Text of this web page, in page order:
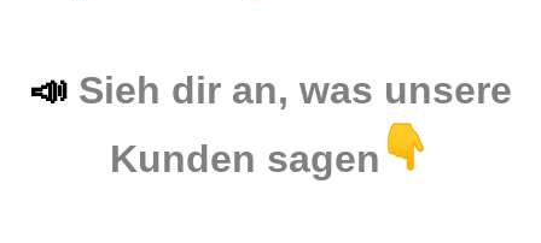
📣 Sieh dir an, was unsere
Kunden sagen